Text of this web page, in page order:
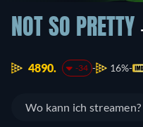
NOT SO PRETTY
4890. -34 16%
Wo kann ich streamen?